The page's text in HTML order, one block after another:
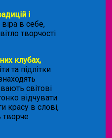
і
в себе,
творчості
клубах,
та підлітки
світові
відчувати
красу в слові,
творче